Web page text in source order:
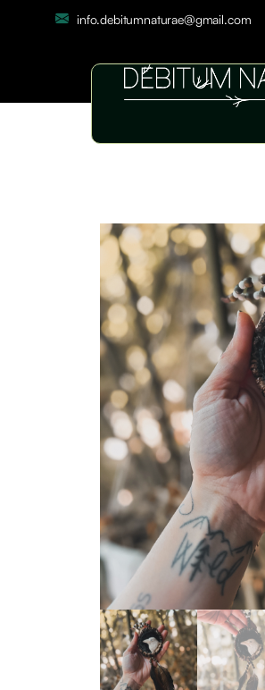
info.debitumnaturae@gmail.com